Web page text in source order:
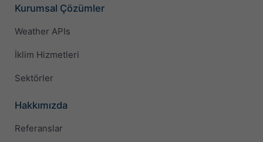
Kurumsal Çözümler
Weather APIs
İklim Hizmetleri
Sektörler
Hakkımızda
Referanslar